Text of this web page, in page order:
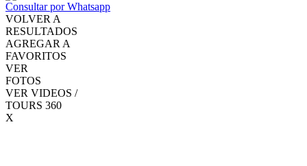
Consultar por Whatsapp
VOLVER A
RESULTADOS
AGREGAR A
FAVORITOS
VER
FOTOS
VER VIDEOS /
TOURS 360
X